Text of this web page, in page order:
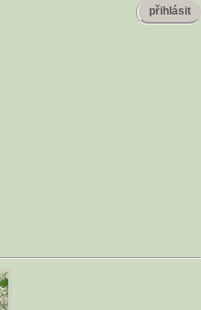
přihlásit